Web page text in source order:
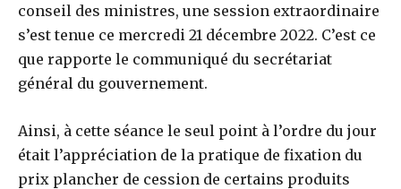
conseil des ministres, une session extraordinaire
s’est tenue ce mercredi 21 décembre 2022. C’est ce
que rapporte le communiqué du secrétariat
général du gouvernement.
Ainsi, à cette séance le seul point à l’ordre du jour
était l’appréciation de la pratique de fixation du
prix plancher de cession de certains produits